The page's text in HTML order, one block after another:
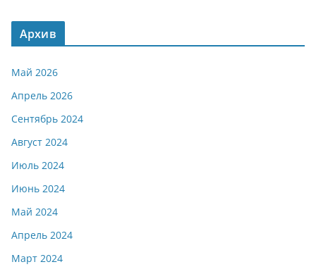
Архив
Май 2026
Апрель 2026
Сентябрь 2024
Август 2024
Июль 2024
Июнь 2024
Май 2024
Апрель 2024
Март 2024